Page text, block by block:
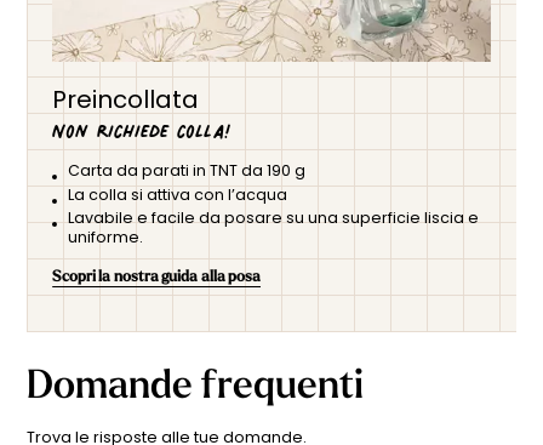
Preincollata
Non richiede colla!
Carta da parati in TNT da 190 g
La colla si attiva con l’acqua
Lavabile e facile da posare su una superficie liscia e
uniforme.
Scopri la nostra guida alla posa
Domande frequenti
Trova le risposte alle tue domande.